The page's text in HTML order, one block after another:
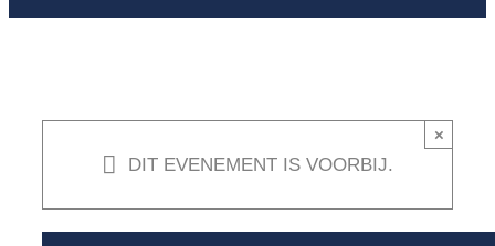
DIT EVENEMENT IS VOORBIJ.
×